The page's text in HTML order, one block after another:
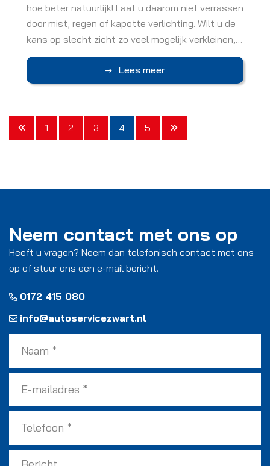
hoe beter natuurlijk! Laat u daarom niet verrassen
door mist, regen of kapotte verlichting. Wilt u de
kans op slecht zicht zo veel mogelijk verkleinen,…
Lees meer
1 2 3 4 5
Neem contact met ons op
Heeft u vragen? Neem dan telefonisch contact met ons
op of stuur ons een e-mail bericht.
0172 415 080
info@autoservicezwart.nl